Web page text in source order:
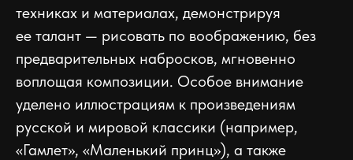
техниках и материалах, демонстрируя
ее талант — рисовать по воображению, без
предварительных набросков, мгновенно
воплощая композиции. Особое внимание
уделено иллюстрациям к произведениям
русской и мировой классики (например,
«Гамлет», «Маленький принц»), а также